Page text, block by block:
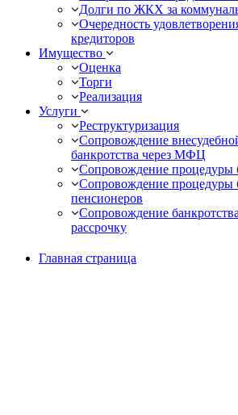
Долги по ЖКХ за
Очередность
кредиторов
Имущество
Оценка
Торги
Реализация
Услуги
Реструктуризация
Сопровождение
банкротства через МФЦ
Сопровождение процедуры
Сопровождение процедуры
пенсионеров
Сопровождение
рассрочку
Главная страница